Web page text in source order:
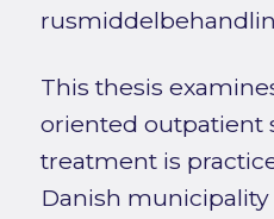
This thesis
oriented outpatient
treatment is
Danish municipality